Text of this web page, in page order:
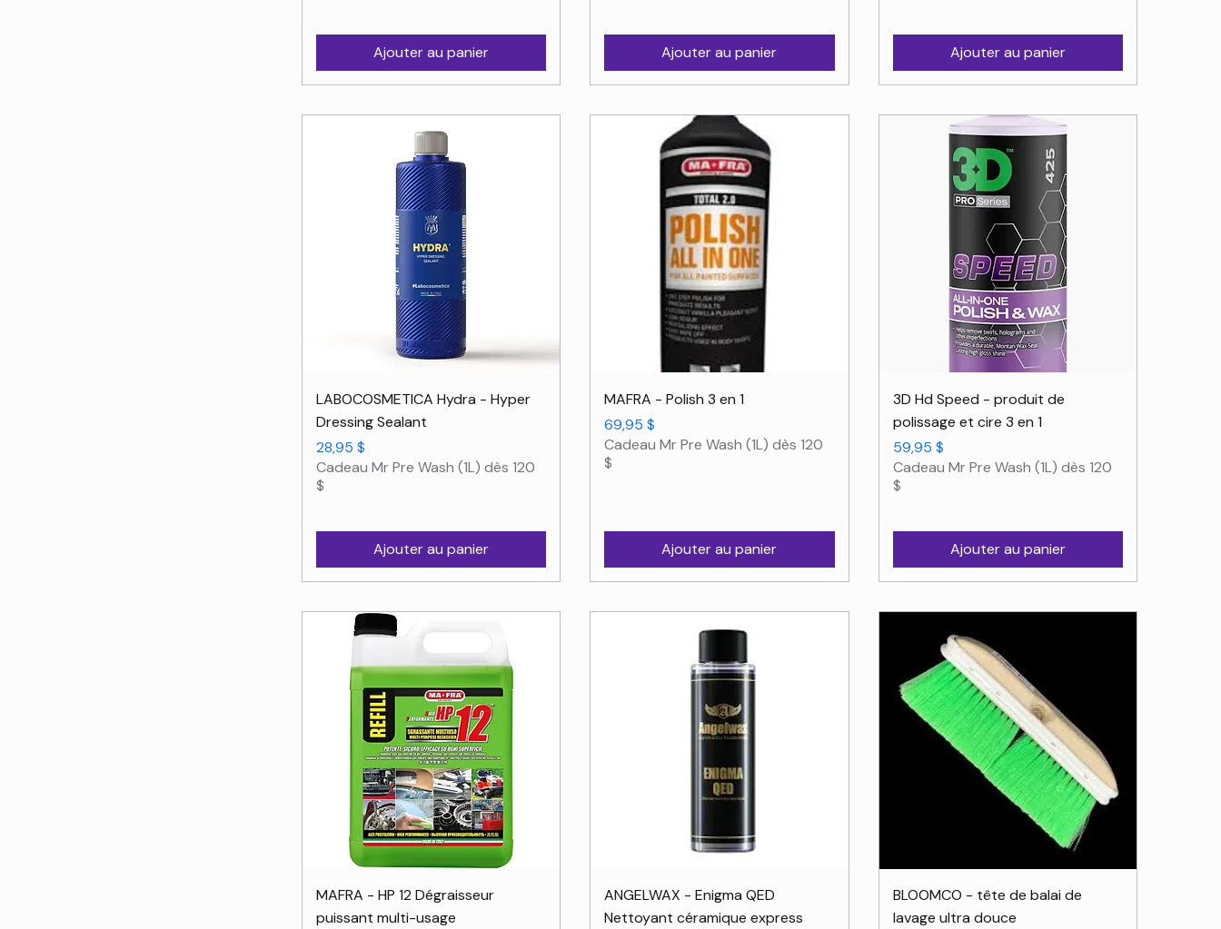
Ajouter au panier Ajouter au panier Ajouter au panier
Aperçu rapide
LABOCOSMETICA Hydra - Hyper
Dressing Sealant
Prix
28,95 $
Cadeau Mr Pre Wash (1L) dès 120
$
Ajouter au panier
Aperçu rapide
MAFRA - Polish 3 en 1
Prix
69,95 $
Cadeau Mr Pre Wash (1L) dès 120
$
Ajouter au panier
Aperçu rapide
3D Hd Speed - produit de
polissage et cire 3 en 1
Prix
59,95 $
Cadeau Mr Pre Wash (1L) dès 120
$
Ajouter au panier
Aperçu rapide
MAFRA - HP 12 Dégraisseur
puissant multi-usage
Aperçu rapide
ANGELWAX - Enigma QED
Nettoyant céramique express
Aperçu rapide
BLOOMCO - tête de balai de
lavage ultra douce